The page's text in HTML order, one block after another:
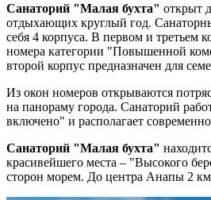
Санаторий "Малая бухта" открыт
отдыхающих круглый год.
себя 4 корпуса. В первом и третьем
номера категории "Повышенной
второй корпус предназначен для
Из окон номеров открываются
на панораму города. Санаторий
включено" и располагает
Санаторий "Малая бухта"
красивейшего места – "Высокого
сторон морем. До центра Анапы 2